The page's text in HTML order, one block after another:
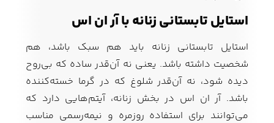
استایل تابستانی زنانه با آر ان اس
استایل تابستانی زنانه باید هم سبک باشد، هم
شخصیت داشته باشد. یعنی نه آن‌قدر ساده که بی‌روح
دیده شود، نه آن‌قدر شلوغ که در گرما خسته‌کننده
باشد. آر ان اس در بخش زنانه، آیتم‌هایی دارد که
می‌توانند برای استفاده روزمره و نیمه‌رسمی مناسب